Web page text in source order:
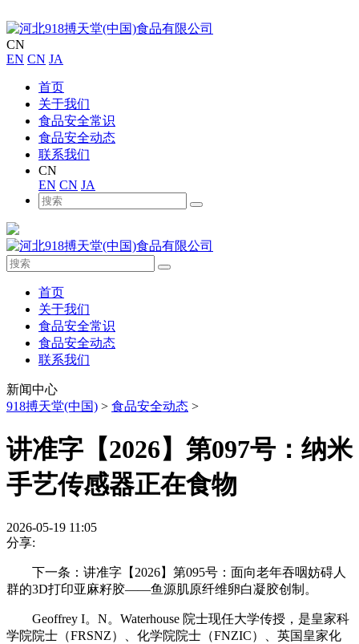
CN
EN CN JA
首页
关于我们
食品安全常识
食品安全动态
联系我们
CN
EN CN JA
首页
关于我们
食品安全常识
食品安全动态
联系我们
新闻中心
918搏天堂(中国) > 食品安全动态 >
讲准字【2026】第097号：纳米
手艺传感器正在食物
2026-05-19 11:05
分享:
下一条：讲准字【2026】第095号：面向老年吞咽妨碍人
群的3D打印亚麻籽胶——鱼源肌原纤维卵白凝胶创制。
Geoffrey I。N。Waterhouse 院士现任大学传授，是皇家科
学院院士（FRSNZ）、化学院院士（FNZIC）、英国皇家化